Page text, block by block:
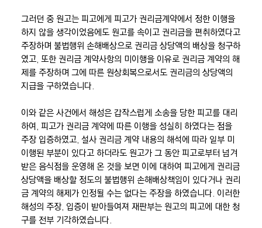
그러던 중 원고는 피고에게 피고가 권리금계약에서 정한 이행을
하지 않을 생각이었음에도 원고를 속이고 권리금을 편취하였다고
주장하며 불법행위 손해배상으로 권리금 상당액의 배상을 청구하
였고, 또한 권리금 계약사항의 미이행을 이유로 권리금 계약의 해
제를 주장하며 그에 따른 원상회복으로서도 권리금의 상당액의
지급을 구하였습니다.
이와 같은 사건에서 해성은 갑작스럽게 소송을 당한 피고를 대리
하여, 피고가 권리금 계약에 따른 이행을 성실히 하였다는 점을
주장 입증하였고, 설사 권리금 계약 내용의 해석에 따라 일부 미
이행된 부분이 있다고 하더라도 원고가 그 동안 피고로부터 넘겨
받은 음식점을 운영해 온 것을 보면 이에 대하여 피고에게 권리금
상당액을 배상할 정도의 불법행위 손해배상책임이 있다거나 권리
금 계약의 해제가 인정될 수는 없다는 주장을 하였습니다. 이러한
해성의 주장, 입증이 받아들여져 재판부는 원고의 피고에 대한 청
구를 전부 기각하였습니다.